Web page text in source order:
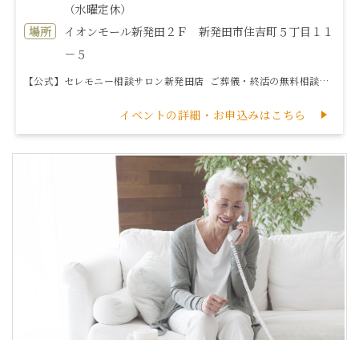
（水曜定休）
場所
イオンモール新発田２Ｆ 新発田市住吉町５丁目１１
－５
【公式】セレモニー相談サロン新発田店 ご葬儀・終活の無料相談窓口 ※広告をみてこのページをご覧頂いた方はサロンに来店するだけで良いことある...
イベントの詳細・お申込みはこちら